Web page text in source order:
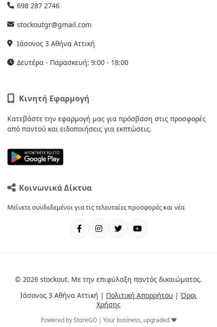
698 287 2746
stockoutgr@gmail.com
Ιάσονος 3 Αθήνα Αττική
Δευτέρα - Παρασκευή: 9:00 - 18:00
Κινητή Εφαρμογή
Κατεβάστε την εφαρμογή μας για πρόσβαση στις προσφορές
από παντού και ειδοποιήσεις για εκπτώσεις.
Κοινωνικά Δίκτυα
Μείνετε συνδεδεμένοι για τις τελευταίες προσφορές και νέα
© 2026 stockout. Με την επιφύλαξη παντός δικαιώματος.
Ιάσονος 3 Αθήνα Αττική | Πολιτική Απορρήτου | Όροι
Χρήσης
Powered by StoreGO | Your business, upgraded ❤️